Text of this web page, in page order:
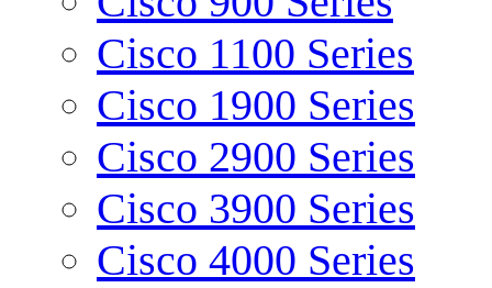
Cisco 1100 Series
Cisco 1900 Series
Cisco 2900 Series
Cisco 3900 Series
Cisco 4000 Series